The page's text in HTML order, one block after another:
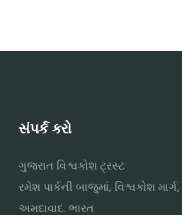
સંપર્ક કરો
ગુજરાત વિશ્વકોશ ટ્રસ્ટ
રમેશ પાર્કની બાજુમાં, વિશ્વકોશ
અમદાવાદ. ભારત